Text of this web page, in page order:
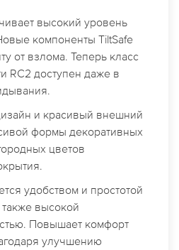
высокий уровень
компоненты TiltSafe
от взлома. Теперь класс
RC2 доступен даже в
и красивый внешний
формы декоративных
цветов
удобством и простотой
также высокой
Повышает комфорт
улучшению